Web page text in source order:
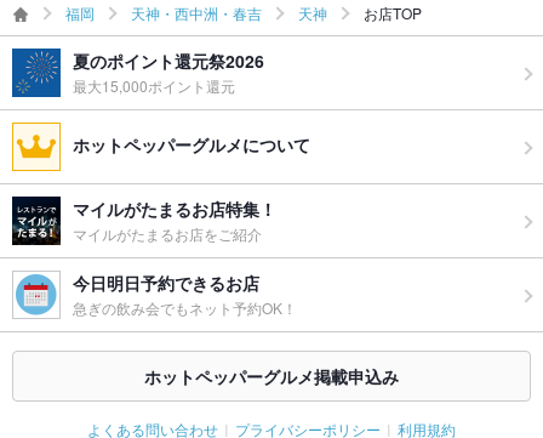
お祝い・サ
プライズ対
応
備考 各種ご宴会・歓迎会・送別会に！
福岡 天神・西中洲・春吉 天神 お店TOP
夏のポイント還元祭2026
最大15,000ポイント還元
ホットペッパーグルメについて
マイルがたまるお店特集！
マイルがたまるお店をご紹介
今日明日予約できるお店
急ぎの飲み会でもネット予約OK！
ホットペッパーグルメ掲載申込み
よくある問い合わせ プライバシーポリシー 利用規約